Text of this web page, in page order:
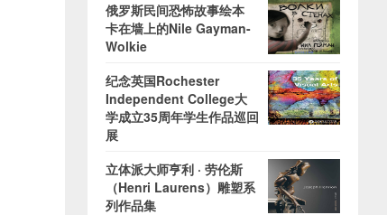
俄罗斯民间恐怖故事绘本
卡在墙上的Nile Gayman-
Wolkie
纪念英国Rochester
Independent College大
学成立35周年学生作品巡回
展
立体派大师亨利 · 劳伦斯
（Henri Laurens）雕塑系
列作品集